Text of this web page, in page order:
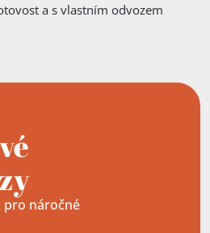
a s vlastním odvozem
pro náročné